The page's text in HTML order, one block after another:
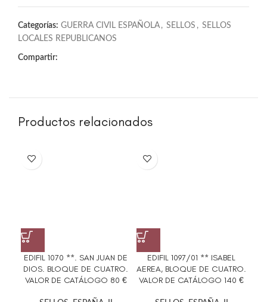
Categorías: GUERRA CIVIL ESPAÑOLA , SELLOS , SELLOS
LOCALES REPUBLICANOS
Compartir:
Productos relacionados
EDIFIL 1070 **. SAN JUAN DE
DIOS. BLOQUE DE CUATRO.
VALOR DE CATÁLOGO 80 €
EDIFIL 1097/01 ** ISABEL
AEREA, BLOQUE DE CUATRO.
VALOR DE CATÁLOGO 140 €